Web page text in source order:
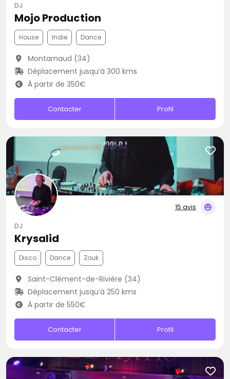
DJ
Mojo Production
House Indie Dance
Montarnaud (34)
Déplacement jusqu’à 300 kms
À partir de 350€
Contacter Profil
15 avis
DJ
Krysalid
Disco Dance Zouk
Saint-Clément-de-Rivière (34)
Déplacement jusqu’à 250 kms
À partir de 550€
Contacter Profil